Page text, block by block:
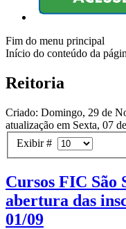
Fim do menu principal
Início do conteúdo da
Reitoria
Criado: Domingo, 29 de
atualização em Sexta, 07
Exibir #
Cursos FIC São
abertura das
01/09